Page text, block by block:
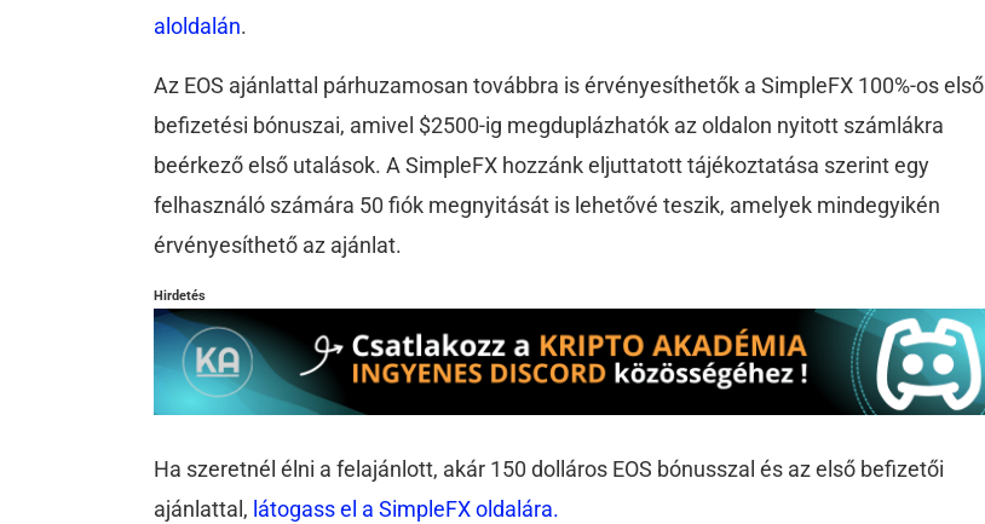
aloldalán.
Az EOS ajánlattal párhuzamosan továbbra is érvényesíthetők a SimpleFX 100%-os első
befizetési bónuszai, amivel $2500-ig megduplázhatók az oldalon nyitott számlákra
beérkező első utalások. A SimpleFX hozzánk eljuttatott tájékoztatása szerint egy
felhasználó számára 50 fiók megnyitását is lehetővé teszik, amelyek mindegyikén
érvényesíthető az ajánlat.
Hirdetés
Ha szeretnél élni a felajánlott, akár 150 dolláros EOS bónusszal és az első befizetői
ajánlattal, látogass el a SimpleFX oldalára.